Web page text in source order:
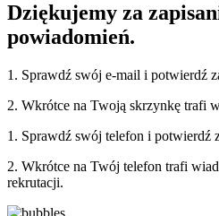
Dziękujemy za
powiadomień.
1. Sprawdź swój e-mail i potwierdź
2. Wkrótce na Twoją skrzynkę trafi
1. Sprawdź swój telefon i potwierdź
2. Wkrótce na Twój telefon trafi
rekrutacji.